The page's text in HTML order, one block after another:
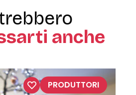
anche
MANGIARE E BERE